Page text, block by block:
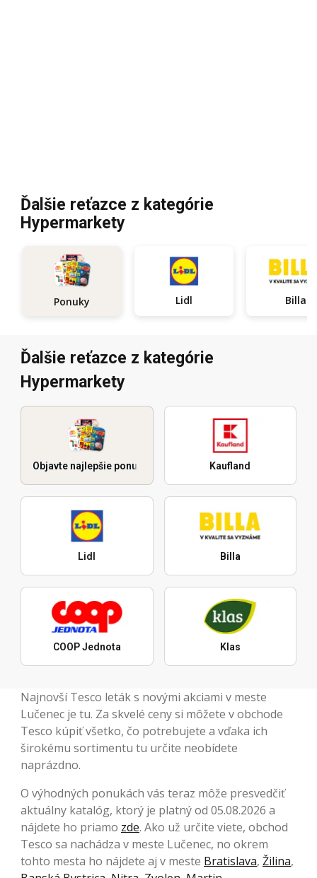
Ďalšie reťazce z kategórie
Hypermarkety
Ponuky Lidl Billa
Ďalšie reťazce z kategórie
Hypermarkety
Objavte najlepšie ponuky Kaufland
Lidl Billa
COOP Jednota Klas
Najnovší Tesco leták s novými akciami v meste
Lučenec je tu. Za skvelé ceny si môžete v obchode
Tesco kúpiť všetko, čo potrebujete a vďaka ich
širokému sortimentu tu určite neobídete
naprázdno.
O výhodných ponukách vás teraz môže presvedčiť
aktuálny katalóg, ktorý je platný od 05.08.2026 a
nájdete ho priamo zde. Ako už určite viete, obchod
Tesco sa nachádza v meste Lučenec, no okrem
tohto mesta ho nájdete aj v meste Bratislava, Žilina,